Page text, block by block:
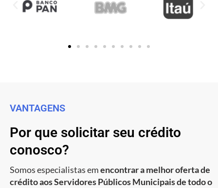
VANTAGENS
Por que solicitar seu crédito
conosco?
Somos especialistas emencontrar a melhor oferta de
crédito aos Servidores Públicos Municipais de todo o